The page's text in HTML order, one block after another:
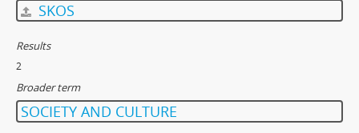
SKOS
Results
2
Broader term
SOCIETY AND CULTURE